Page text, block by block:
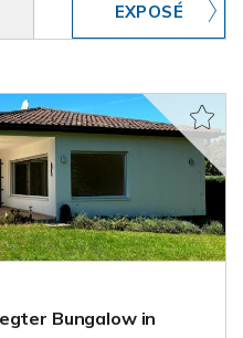
Bungalow in